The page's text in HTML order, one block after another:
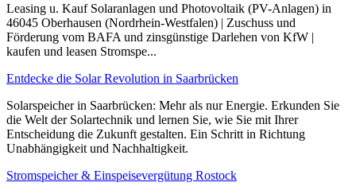
Leasing u. Kauf Solaranlagen und Photovoltaik (PV-Anlagen) in
46045 Oberhausen (Nordrhein-Westfalen) | Zuschuss und
Förderung vom BAFA und zinsgünstige Darlehen von KfW |
kaufen und leasen Stromspe...
Entdecke die Solar Revolution in Saarbrücken
Solarspeicher in Saarbrücken: Mehr als nur Energie. Erkunden Sie
die Welt der Solartechnik und lernen Sie, wie Sie mit Ihrer
Entscheidung die Zukunft gestalten. Ein Schritt in Richtung
Unabhängigkeit und Nachhaltigkeit.
Stromspeicher & Einspeisevergütung Rostock